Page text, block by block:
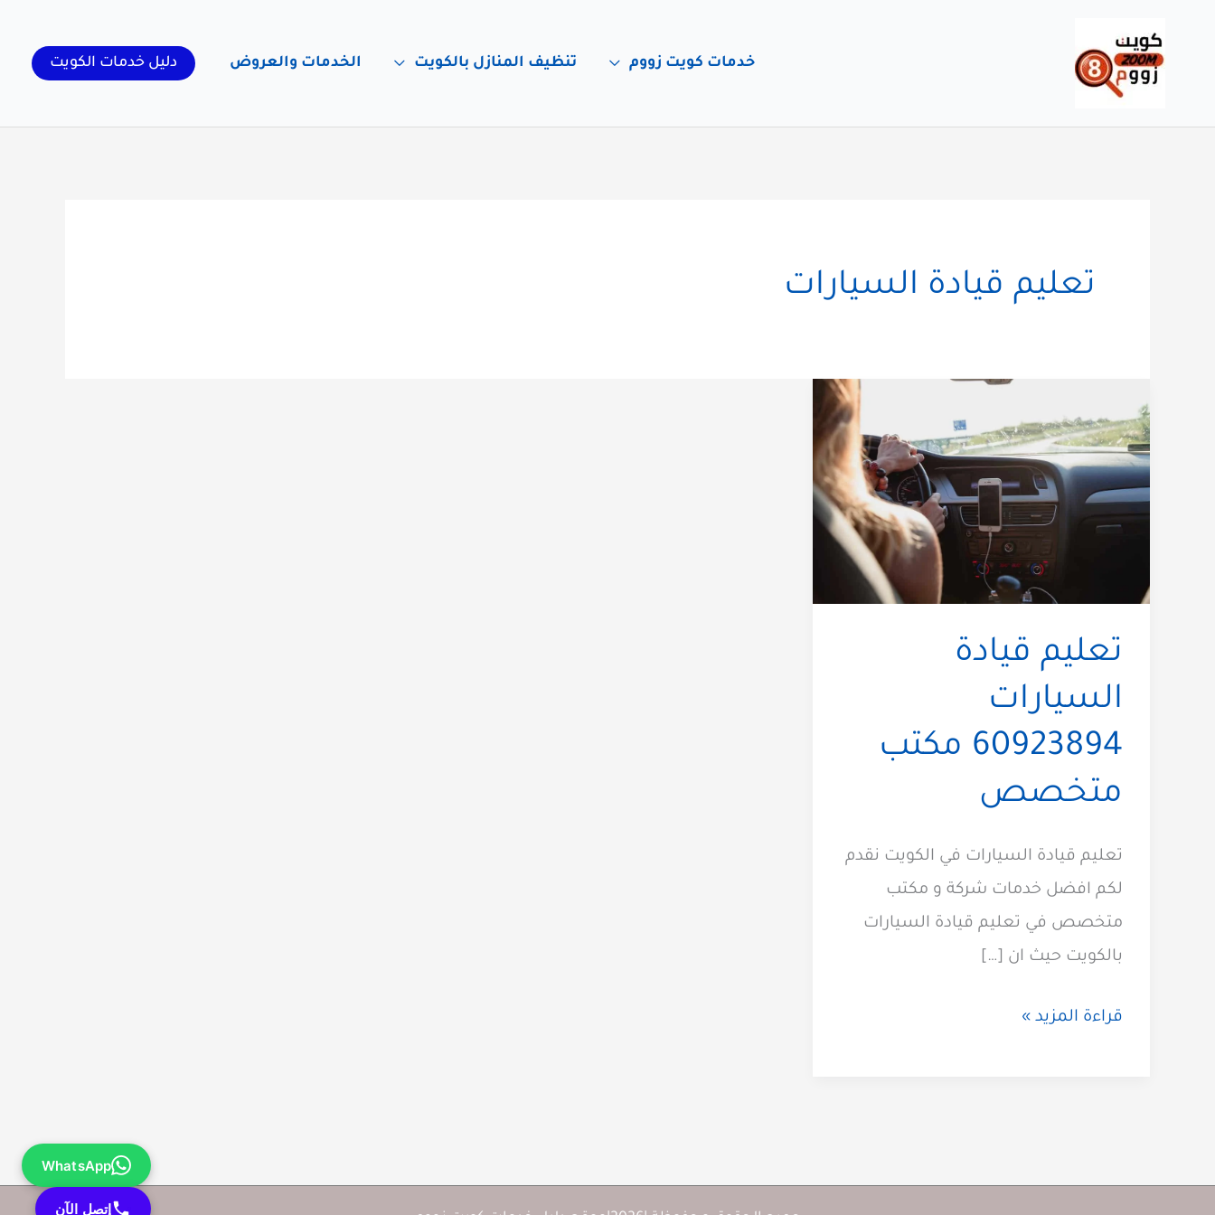
المحتوى
خدمات كويت زووم تنظيف المنازل بالكويت الخدمات والعروض دليل خدمات الكويت
تعليم قيادة السيارات
تعليم قيادة
السيارات
60923894 مكتب
متخصص
تعليم قيادة السيارات في الكويت نقدم
لكم افضل خدمات شركة و مكتب
متخصص في تعليم قيادة السيارات
بالكويت حيث ان […]
تعليم
متخصص
قراءة المزيد »
WhatsApp
إتصل الآن